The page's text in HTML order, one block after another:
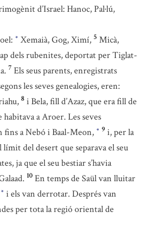
d’Israel: Hanoc, Pal·lú,
* Xemaià, Gog, Ximí, 5 Micà,
dels rubenites, deportat per Tiglat-
7 Els seus parents, enregistrats
les seves genealogies, eren:
8 i Bela, fill d’Azaz, que era fill de
a Aroer. Les seves
fins a Nebó i Baal-Meon, * 9 i, per la
límit del desert que separava el seu
ja que el seu bestiar s’havia
10 En temps de Saül van lluitar
* i els van derrotar. Després van
per tota la regió oriental de